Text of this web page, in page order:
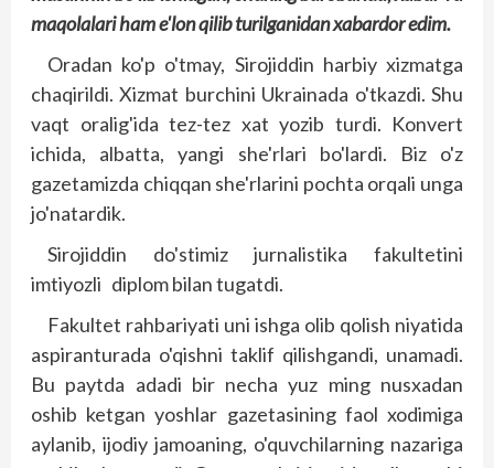
maqolalari ham e'lon qilib turilganidan xabardor edim.
Oradan ko'p o'tmay, Sirojiddin harbiy xizmatga
chaqirildi. Xizmat burchini Ukrainada o'tkazdi. Shu
vaqt oralig'ida tez-tez xat yozib turdi. Konvert
ichida, albatta, yangi she'rlari bo'lardi. Biz o'z
gazetamizda chiqqan she'rlarini pochta orqali unga
jo'natardik.
Sirojiddin do'stimiz jurnalis­tika fakultetini
imtiyozli diplom bilan tugatdi.
Fakultet rahbariyati uni ishga olib qolish niyatida
aspiranturada o'qishni taklif qilishgandi, unamadi.
Bu paytda adadi bir necha yuz ming nusxadan
oshib ketgan yoshlar gazetasining faol xodimiga
aylanib, ijodiy jamoaning, o'quvchilarning nazariga